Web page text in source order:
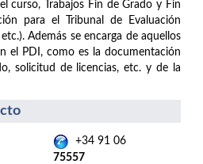
curso, Trabajos Fin de Grado y Fin
para el Tribunal de Evaluación
Además se encarga de aquellos
el PDI, como es la documentación
solicitud de licencias, etc. y de la
+34 91 06
75557